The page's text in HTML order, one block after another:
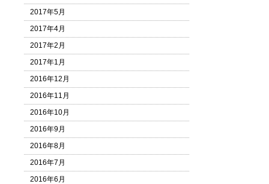
2017年5月
2017年4月
2017年2月
2017年1月
2016年12月
2016年11月
2016年10月
2016年9月
2016年8月
2016年7月
2016年6月